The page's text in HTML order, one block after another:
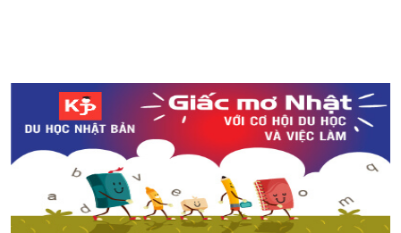
Vào và ra khỏi phòng như thế nào cho đúng khi đi phỏng
vấn xin việc?
Kinh nghiệm tiết kiệm chi phí khi sống ở Nhật Bản